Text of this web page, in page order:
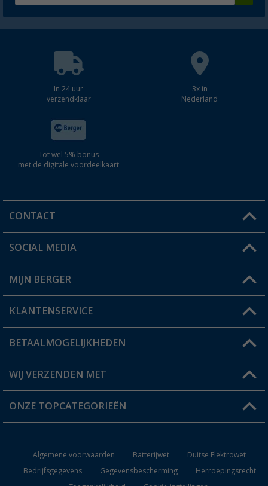
In 24 uur
verzendklaar
3x in
Nederland
Tot wel 5% bonus
met de digitale voordeelkaart
CONTACT
Een vraag?
Winkel vinden
SOCIAL MEDIA
MIJN BERGER
Mijn account
Status bestelling
Verlanglijstje
KLANTENSERVICE
FAQ & Contact
Verzendinformatie
Catalogus
BETAALMOGELIJKHEDEN
WIJ VERZENDEN MET
ONZE TOPCATEGORIEËN
Keukenaccessoires
Algemene voorwaarden Batterijwet
Duitse Elektrowet
Bedrijfsgegevens
Gegevensbescherming
Herroepingsrecht